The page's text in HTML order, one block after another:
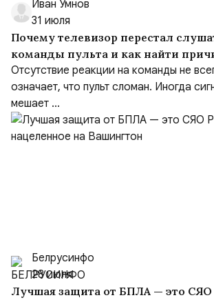
Иван Умнов
31 июля
Почему телевизор перестал
команды пульта и как найти
Отсутствие реакции на команды не
означает, что пульт сломан. Иногда
мешает ...
Белрусинфо
28 июля
Лучшая защита от БПЛА — это